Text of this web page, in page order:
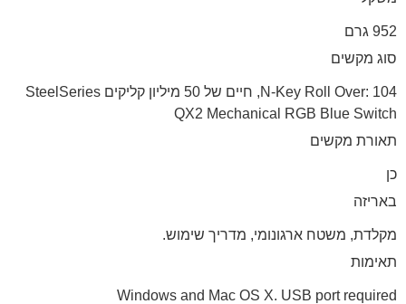
952 גרם
סוג מקשים
N-Key Roll Over: 104, חיים של 50 מיליון קליקים SteelSeries
QX2 Mechanical RGB Blue Switch
תאורת מקשים
כן
באריזה
מקלדת, משטח ארגונומי, מדריך שימוש.
תאימות
Windows and Mac OS X. USB port required